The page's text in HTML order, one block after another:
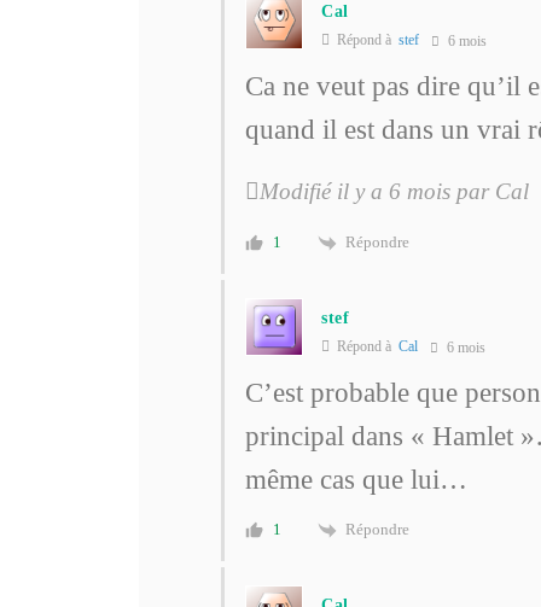
Cal
Répond à stef 6 mois
Ca ne veut pas dire qu’il
quand il est dans un vrai
Modifié il y a 6 mois par Cal
1 Répondre
stef
Répond à Cal 6 mois
C’est probable que
principal dans « Hamlet
même cas que lui…
1 Répondre